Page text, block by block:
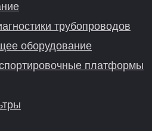
трубопроводов
оборудование
платформы